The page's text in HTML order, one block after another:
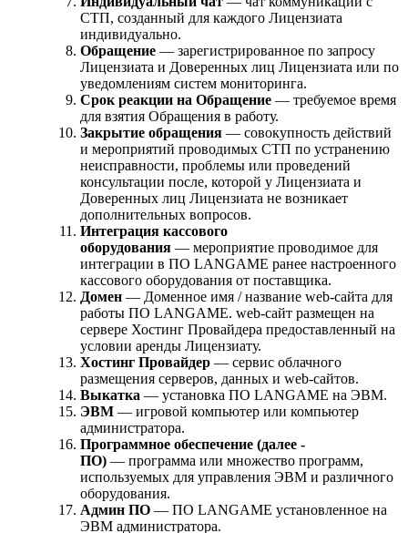
СТП, созданный для каждого Лицензиата
индивидуально.
Обращение — зарегистрированное по запросу
Лицензиата и Доверенных лиц Лицензиата или по
уведомлениям систем мониторинга.
Срок реакции на Обращение — требуемое время
для взятия Обращения в работу.
Закрытие обращения — совокупность действий
и мероприятий проводимых СТП по устранению
неисправности, проблемы или проведений
консультации после, которой у Лицензиата и
Доверенных лиц Лицензиата не возникает
дополнительных вопросов.
Интеграция кассового
оборудования — мероприятие проводимое для
интеграции в ПО LANGAME ранее настроенного
кассового оборудования от поставщика.
Домен — Доменное имя / название web-сайта для
работы ПО LANGAME. web-сайт размещен на
сервере Хостинг Провайдера предоставленный на
условии аренды Лицензиату.
Хостинг Провайдер — сервис облачного
размещения серверов, данных и web-сайтов.
Выкатка — установка ПО LANGAME на ЭВМ.
ЭВМ — игровой компьютер или компьютер
администратора.
Программное обеспечение (далее -
ПО) — программа или множество программ,
используемых для управления ЭВМ и различного
оборудования.
Админ ПО — ПО LANGAME установленное на
ЭВМ администратора.